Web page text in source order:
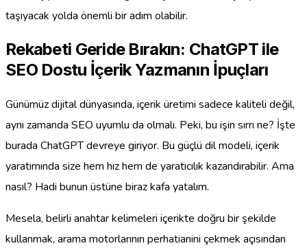
taşıyacak yolda önemli bir adım olabilir.
Rekabeti Geride Bırakın: ChatGPT ile
SEO Dostu İçerik Yazmanın İpuçları
Günümüz dijital dünyasında, içerik üretimi sadece kaliteli değil,
aynı zamanda SEO uyumlu da olmalı. Peki, bu işin sırrı ne? İşte
burada ChatGPT devreye giriyor. Bu güçlü dil modeli, içerik
yaratımında size hem hız hem de yaratıcılık kazandırabilir. Ama
nasıl? Hadi bunun üstüne biraz kafa yatalım.
Mesela, belirli anahtar kelimeleri içerikte doğru bir şekilde
kullanmak, arama motorlarının perhatianini çekmek açısından